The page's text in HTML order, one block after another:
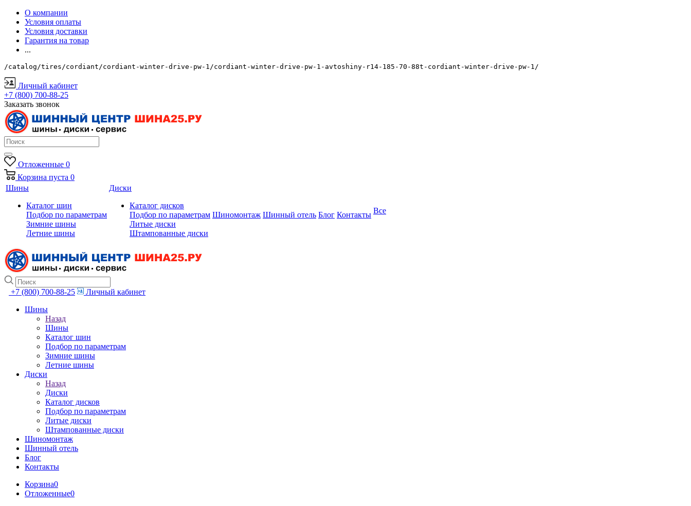
О компании
Условия оплаты
Условия доставки
Гарантия на товар
...
/catalog/tires/cordiant/cordiant-winter-drive-pw-1/cordiant-winter-drive-pw-1-avtoshiny-r14-185-70-88t-cordiant-winter-drive-pw-1/
Личный кабинет
+7 (800) 700-88-25
Заказать звонок
Отложенные 0
Корзина пуста 0
Шины
Каталог шин
Подбор по параметрам
Зимние шины
Летние шины
Диски
Каталог дисков
Подбор по параметрам
Литые диски
Штампованные диски
Шиномонтаж Шинный отель Блог Контакты Все
+7 (800) 700-88-25
Личный кабинет
Шины
Назад
Шины
Каталог шин
Подбор по параметрам
Зимние шины
Летние шины
Диски
Назад
Диски
Каталог дисков
Подбор по параметрам
Литые диски
Штампованные диски
Шиномонтаж
Шинный отель
Блог
Контакты
Корзина0
Отложенные0